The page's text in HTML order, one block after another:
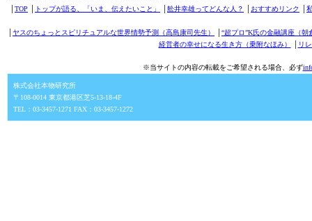
TOP トップが語る、「いま、伝えたいこと」 舩井幸雄ってどんな人？ おすすめリンク
ヤスのちょっとスピリチュアルな世界情勢予測（高島康司先生）
“超プロ”K氏の金融講座（朝
経営者の幸せになる生き方（乗附なほみ）
リ
※当サイトの内容の転載をご希望される場合、必ず
株式会社本物研究所
〒108-0014 東京都港区芝5-13-18-4F
TEL：03-3457-1271 FAX：03-3457-1272